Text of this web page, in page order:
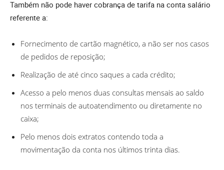
Também não pode haver cobrança de tarifa na conta salário
referente a:
Fornecimento de cartão magnético, a não ser nos casos
de pedidos de reposição;
Realização de até cinco saques a cada crédito;
Acesso a pelo menos duas consultas mensais ao saldo
nos terminais de autoatendimento ou diretamente no
caixa;
Pelo menos dois extratos contendo toda a
movimentação da conta nos últimos trinta dias.